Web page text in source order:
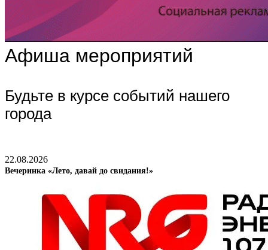
Афиша мероприятий
Будьте в курсе событий нашего
города
22.08.2026
Вечеринка «Лето, давай до свидания!»